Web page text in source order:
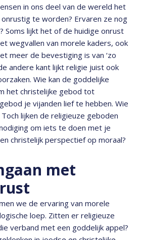
in ons deel van de wereld het
te worden? Ervaren ze nog
Soms lijkt het of de huidige onrust
wegvallen van morele kaders, ook
meer de bevestiging is van ‘zo
andere kant lijkt religie juist ook
Wie kan de goddelijke
het christelijke gebod tot
je vijanden lief te hebben. Wie
lijken de religieuze geboden
om iets te doen met je
christelijk perspectief op moraal?
met
we de ervaring van morele
loep. Zitten er religieuze
verband met een goddelijk appel?